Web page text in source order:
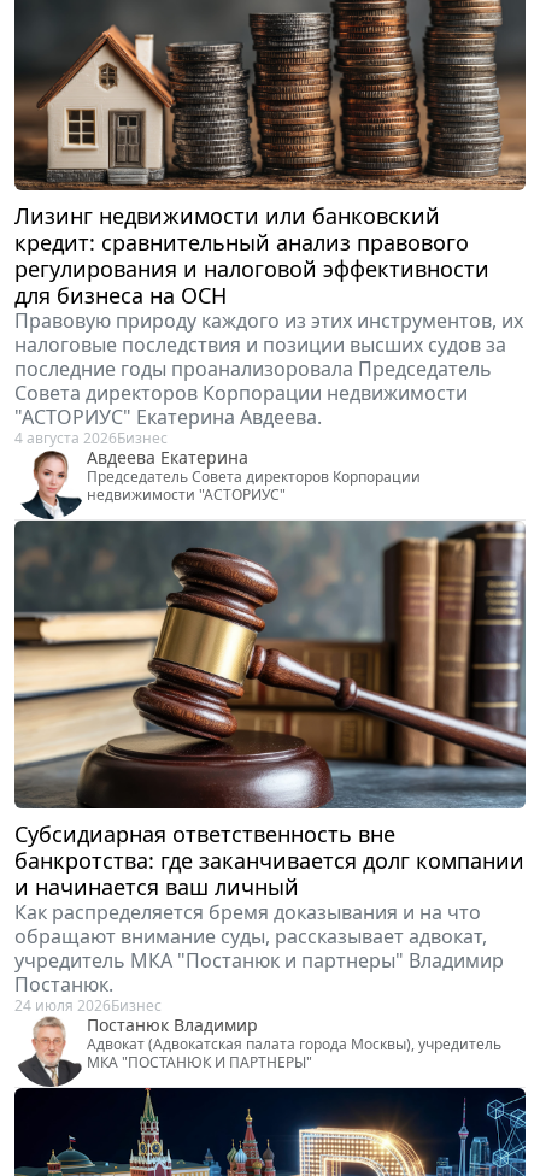
Лизинг недвижимости или банковский
кредит: сравнительный анализ правового
регулирования и налоговой эффективности
для бизнеса на ОСН
Правовую природу каждого из этих инструментов, их
налоговые последствия и позиции высших судов за
последние годы проанализоровала Председатель
Совета директоров Корпорации недвижимости
"АСТОРИУС" Екатерина Авдеева.
4 августа 2026Бизнес
Авдеева Екатерина
Председатель Совета директоров Корпорации
недвижимости "АСТОРИУС"
Субсидиарная ответственность вне
банкротства: где заканчивается долг компании
и начинается ваш личный
Как распределяется бремя доказывания и на что
обращают внимание суды, рассказывает адвокат,
учредитель МКА "Постанюк и партнеры" Владимир
Постанюк.
24 июля 2026
Постанюк Владимир
Адвокат (Адвокатская палата города Москвы), учредитель
МКА "ПОСТАНЮК И ПАРТНЕРЫ"